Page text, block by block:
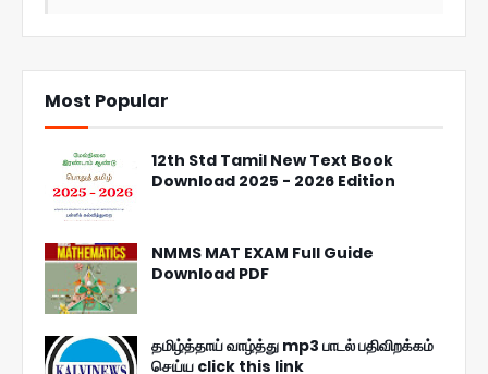
Most Popular
12th Std Tamil New Text Book
Download 2025 - 2026 Edition
NMMS MAT EXAM Full Guide
Download PDF
தமிழ்த்தாய் வாழ்த்து mp3 பாடல் பதிவிறக்கம்
செய்ய click this link